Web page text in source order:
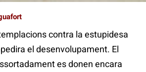
contra la estupidesa
el desenvolupament. El
es donen encara